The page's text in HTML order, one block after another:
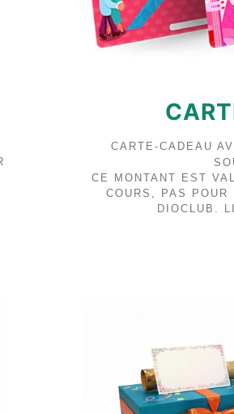
CARTE-CADEAU
CE MONTANT EST
COURS, PAS POUR
DIOCLUB.